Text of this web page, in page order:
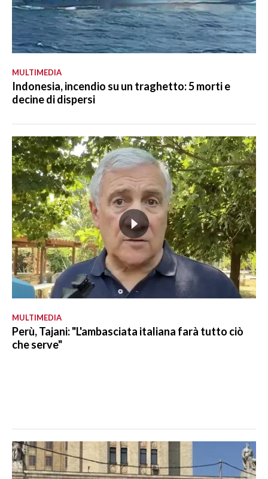
MULTIMEDIA
Indonesia, incendio su un traghetto: 5 morti e
decine di dispersi
MULTIMEDIA
Perù, Tajani: "L'ambasciata italiana farà tutto ciò
che serve"